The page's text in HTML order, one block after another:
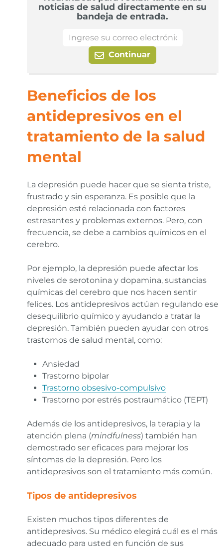
noticias de salud directamente en su
bandeja de entrada.
Continuar
Beneficios de los
antidepresivos en el
tratamiento de la salud
mental
La depresión puede hacer que se sienta triste,
frustrado y sin esperanza. Es posible que la
depresión esté relacionada con factores
estresantes y problemas externos. Pero, con
frecuencia, se debe a cambios químicos en el
cerebro.
Por ejemplo, la depresión puede afectar los
niveles de serotonina y dopamina, sustancias
químicas del cerebro que nos hacen sentir
felices. Los antidepresivos actúan regulando ese
desequilibrio químico y ayudando a tratar la
depresión. También pueden ayudar con otros
trastornos de salud mental, como:
Ansiedad
Trastorno bipolar
Trastorno obsesivo-compulsivo
Trastorno por estrés postraumático (TEPT)
Además de los antidepresivos, la terapia y la
atención plena (mindfulness) también han
demostrado ser eficaces para mejorar los
síntomas de la depresión. Pero los
antidepresivos son el tratamiento más común.
Tipos de antidepresivos
Existen muchos tipos diferentes de
antidepresivos. Su médico elegirá cuál es el más
adecuado para usted en función de sus